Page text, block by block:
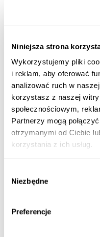
Niniejsza strona
Wykorzystujemy pliki
i reklam, aby oferować
analizować ruch w
korzystasz z naszej
społecznościowym,
Partnerzy mogą
otrzymanymi od Ciebie
korzystania z ich usług.
zgody
Niezbędne
Preferencje
Podcasty
Newsletter
FAQ
Szkolenia online
Kontakt
Kupuję kurs